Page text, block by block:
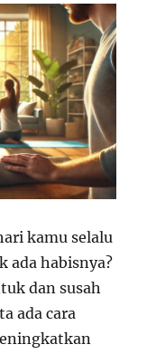
kamu selalu
ada habisnya?
dan susah
ada cara